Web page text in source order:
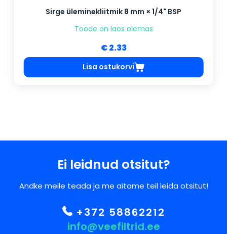
Sirge üleminekliitmik 8 mm × 1/4" BSP
Toode on laos olemas
€ 2.33
Lisa ostukorvi
Ei leidnud otsitut?
Andke meile teada ja me aitame teil leida otsitut!
+372 58862212
info@veefiltrid.ee